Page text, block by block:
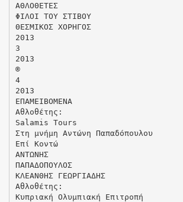
ΑΘΛΟΘΕΤΕΣ
ΦΙΛΟΙ ΤΟΥ ΣΤΙΒΟΥ
ΘΕΣΜΙΚΟΣ ΧΟΡΗΓΟΣ
2013
3
2013
®
4
2013
ΕΠΑΜΕΙΒΟΜΕΝΑ
Αθλοθέτης:
Salamis Tours
Στη μνήμη Αντώνη Παπαδόπουλου
Επί Κοντώ
ΑΝΤΩΝΗΣ
ΠΑΠΑΔΟΠΟΥΛΟΣ
ΚΛΕΑΝΘΗΣ ΓΕΩΡΓΙΑΔΗΣ
Αθλοθέτης:
Κυπριακή Ολυμπιακή Επιτροπή